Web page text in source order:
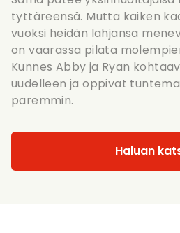
tyttäreensä. Mutta kaiken
vuoksi heidän lahjansa
on vaarassa pilata
Kunnes Abby ja Ryan
uudelleen ja oppivat
paremmin.
Haluan